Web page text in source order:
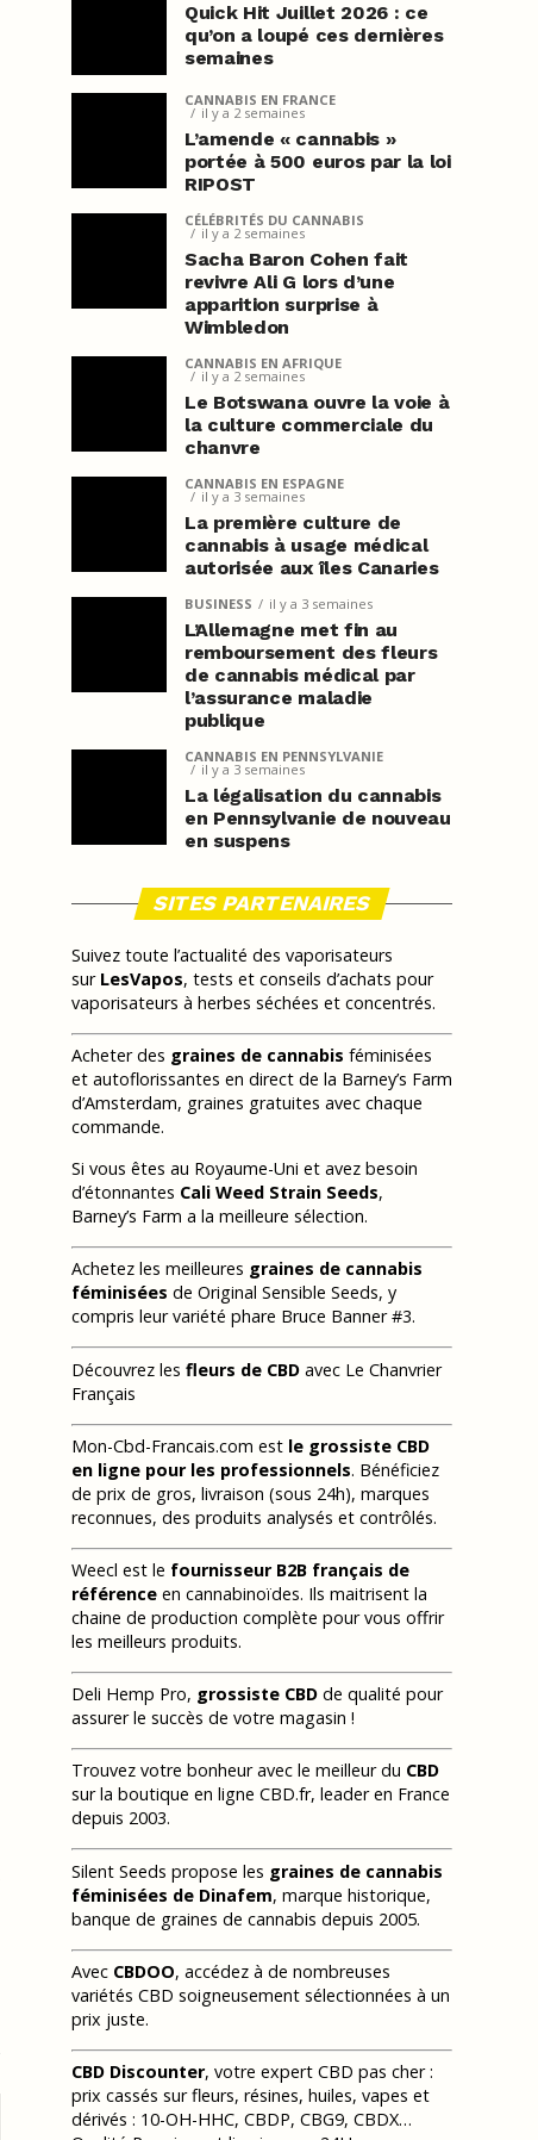
Quick Hit Juillet 2026 : ce
qu’on a loupé ces dernières
semaines
CANNABIS EN FRANCE
il y a 2 semaines
L’amende « cannabis »
portée à 500 euros par la loi
RIPOST
CÉLÉBRITÉS DU CANNABIS
il y a 2 semaines
Sacha Baron Cohen fait
revivre Ali G lors d’une
apparition surprise à
Wimbledon
CANNABIS EN AFRIQUE
il y a 2 semaines
Le Botswana ouvre la voie à
la culture commerciale du
chanvre
CANNABIS EN ESPAGNE
il y a 3 semaines
La première culture de
cannabis à usage médical
autorisée aux îles Canaries
BUSINESS il y a 3 semaines
L’Allemagne met fin au
remboursement des fleurs
de cannabis médical par
l’assurance maladie
publique
CANNABIS EN PENNSYLVANIE
il y a 3 semaines
La légalisation du cannabis
en Pennsylvanie de nouveau
en suspens
SITES PARTENAIRES
Suivez toute l’actualité des vaporisateurs
sur LesVapos, tests et conseils d’achats pour
vaporisateurs à herbes séchées et concentrés.
Acheter des graines de cannabis féminisées
et autoflorissantes en direct de la Barney’s Farm
d’Amsterdam, graines gratuites avec chaque
commande.
Si vous êtes au Royaume-Uni et avez besoin
d’étonnantes Cali Weed Strain Seeds,
Barney’s Farm a la meilleure sélection.
Achetez les meilleures graines de cannabis
féminisées de Original Sensible Seeds, y
compris leur variété phare Bruce Banner #3.
Découvrez les fleurs de CBD avec Le Chanvrier
Français
Mon-Cbd-Francais.com est le grossiste CBD
en ligne pour les professionnels. Bénéficiez
de prix de gros, livraison (sous 24h), marques
reconnues, des produits analysés et contrôlés.
Weecl est le fournisseur B2B français de
référence en cannabinoïdes. Ils maitrisent la
chaine de production complète pour vous offrir
les meilleurs produits.
Deli Hemp Pro, grossiste CBD de qualité pour
assurer le succès de votre magasin !
Trouvez votre bonheur avec le meilleur du CBD
sur la boutique en ligne CBD.fr, leader en France
depuis 2003.
Silent Seeds propose les graines de cannabis
féminisées de Dinafem, marque historique,
banque de graines de cannabis depuis 2005.
Avec CBDOO, accédez à de nombreuses
variétés CBD soigneusement sélectionnées à un
prix juste.
CBD Discounter, votre expert CBD pas cher :
prix cassés sur fleurs, résines, huiles, vapes et
dérivés : 10-OH-HHC, CBDP, CBG9, CBDX…